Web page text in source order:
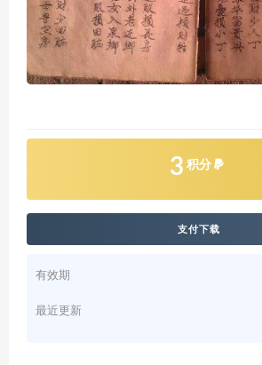
3 积分
支付下载
有效期
最近更新